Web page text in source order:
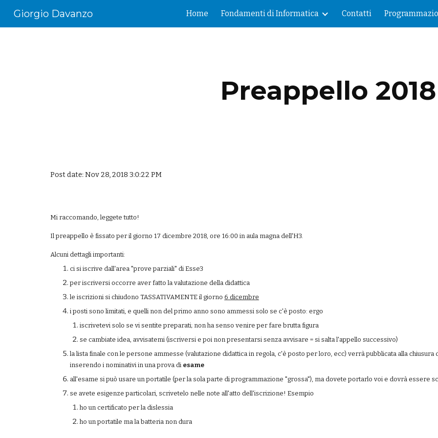
Skip to main content Skip to
Giorgio Davanzo Home Fondamenti di Informatica Contatti
Preappello 2018
Post date: Nov 28, 2018 3:0:22 PM
Mi raccomando, leggete tutto!
Il preappello è fissato per il giorno 17 dicembre 2018, ore 16:00 in aula magna dell'H3.
Alcuni dettagli importanti:
ci si iscrive dall'area "prove parziali" di Esse3
per iscriversi occorre aver fatto la valutazione della didattica
le iscrizioni si chiudono TASSATIVAMENTE il giorno 6 dicembre
i posti sono limitati, e quelli non del primo anno sono ammessi solo se c'è posto: ergo
iscrivetevi solo se vi sentite preparati; non ha senso venire per fare brutta figura
se cambiate idea, avvisatemi (iscriversi e poi non presentarsi senza avvisare = si salta l'appello successivo)
la lista finale con le persone ammesse (valutazione didattica in regola, c'è posto per loro, ecc) verrà pubblicata alla
inserendo i nominativi in una prova di esame
all'esame si può usare un portatile (per la sola parte di programmazione "grossa"), ma dovete portarlo voi e dovrà essere
se avete esigenze particolari, scrivetelo nelle note all'atto dell'iscrizione! Esempio
ho un certificato per la dislessia
ho un portatile ma la batteria non dura